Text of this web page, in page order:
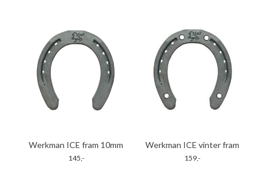
Werkman ICE fram 10mm
145,-
Werkman ICE vinter fram
159,-